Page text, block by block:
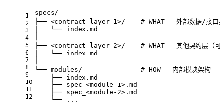
1
2
3
4
5
6
7
8
9
10
11
12
specs/
├── <contract-layer-1>/    # WHAT — 外部数据/接口
│   └── index.md
├── <contract-layer-2>/    # WHAT — 其他契约层（可
│   └── index.md
└── modules/               # HOW — 内部模块架构
    ├── index.md
    ├── spec_<module-1>.md
    ├── spec_<module-2>.md
    └── ...